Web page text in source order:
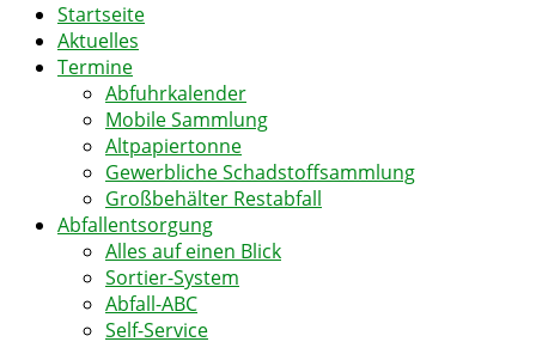
Startseite
Aktuelles
Termine
Abfuhrkalender
Mobile Sammlung
Altpapiertonne
Gewerbliche Schadstoffsammlung
Großbehälter Restabfall
Abfallentsorgung
Alles auf einen Blick
Sortier-System
Abfall-ABC
Self-Service